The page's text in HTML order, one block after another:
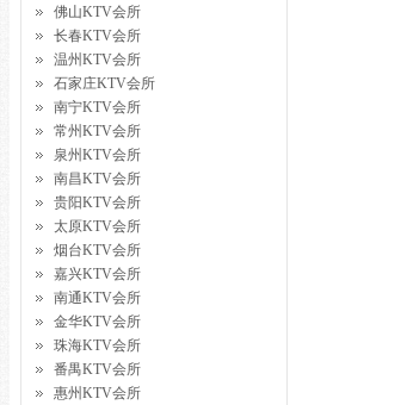
佛山KTV会所
长春KTV会所
温州KTV会所
石家庄KTV会所
南宁KTV会所
常州KTV会所
泉州KTV会所
南昌KTV会所
贵阳KTV会所
太原KTV会所
烟台KTV会所
嘉兴KTV会所
南通KTV会所
金华KTV会所
珠海KTV会所
番禺KTV会所
惠州KTV会所